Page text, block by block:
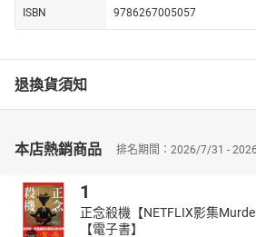
書名及版權聲明
最早的一封信是怎樣寫成的-1
最早的一封信是怎樣寫成的-2
最早的一封信是怎樣寫成的-3
最早的一封信是怎樣寫成的-4
拿海來做遊戲的蟹-2
拿海來做遊戲的蟹-4
獨自行走的貓-1
ISBN 9786267005057
退換貨須知
本店熱銷商品 排名期間：2026/7/31 -
1
正念殺機【NETFLIX影集
【電子書】